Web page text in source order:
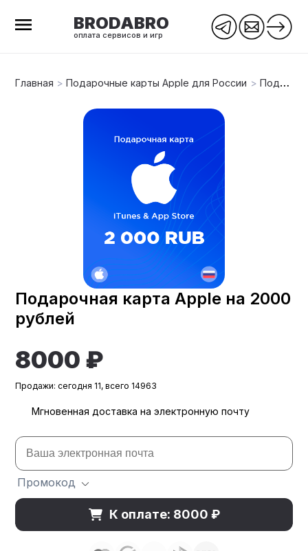
BRODABRO
оплата сервисов и игр
Главная >Подарочные карты Apple для России >Подарочная карта Apple на 2000 рублей
Подарочная карта Apple на 2000
рублей
8000 ₽
Продажи: сегодня 11, всего 14963
Мгновенная доставка на электронную почту
Промокод
К оплате: 8000 ₽